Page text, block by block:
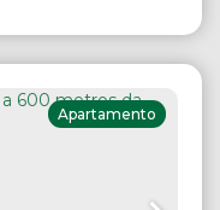
Apartamento